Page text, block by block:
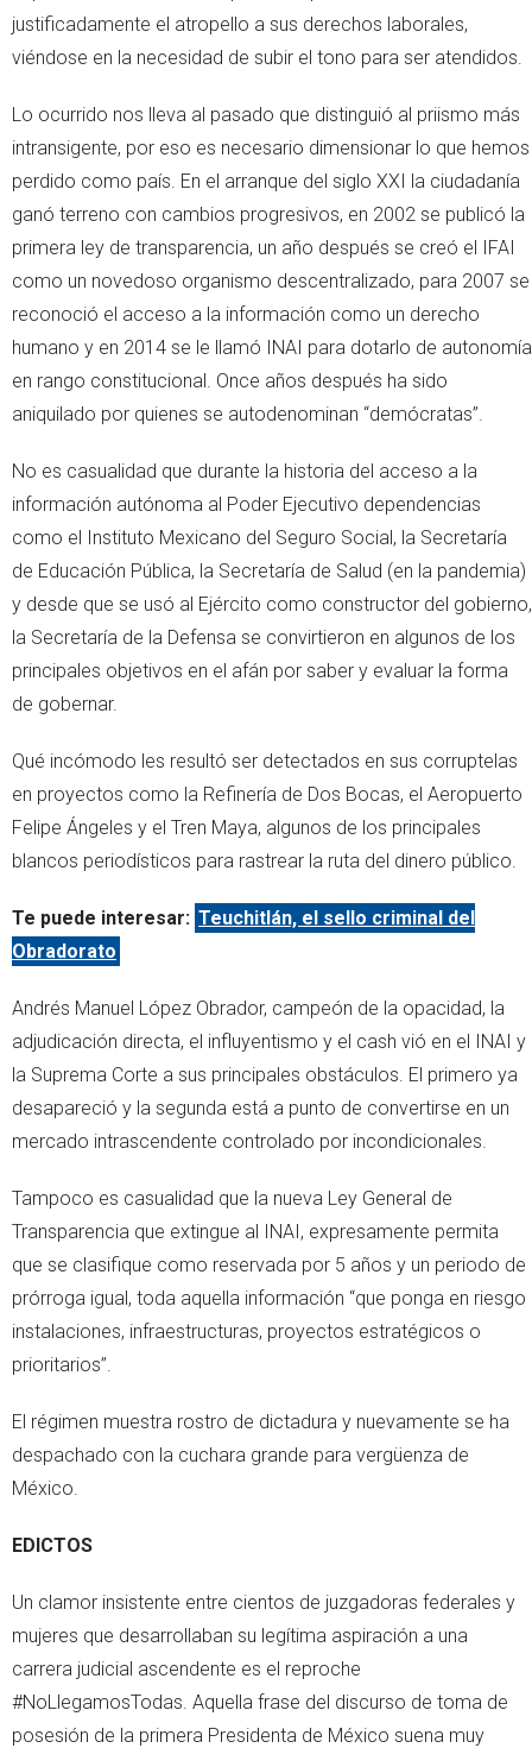
justificadamente el atropello a sus derechos laborales,
viéndose en la necesidad de subir el tono para ser atendidos.
Lo ocurrido nos lleva al pasado que distinguió al priismo más
intransigente, por eso es necesario dimensionar lo que hemos
perdido como país. En el arranque del siglo XXI la ciudadanía
ganó terreno con cambios progresivos, en 2002 se publicó la
primera ley de transparencia, un año después se creó el IFAI
como un novedoso organismo descentralizado, para 2007 se
reconoció el acceso a la información como un derecho
humano y en 2014 se le llamó INAI para dotarlo de autonomía
en rango constitucional. Once años después ha sido
aniquilado por quienes se autodenominan “demócratas”.
No es casualidad que durante la historia del acceso a la
información autónoma al Poder Ejecutivo dependencias
como el Instituto Mexicano del Seguro Social, la Secretaría
de Educación Pública, la Secretaría de Salud (en la pandemia)
y desde que se usó al Ejército como constructor del gobierno,
la Secretaría de la Defensa se convirtieron en algunos de los
principales objetivos en el afán por saber y evaluar la forma
de gobernar.
Qué incómodo les resultó ser detectados en sus corruptelas
en proyectos como la Refinería de Dos Bocas, el Aeropuerto
Felipe Ángeles y el Tren Maya, algunos de los principales
blancos periodísticos para rastrear la ruta del dinero público.
Te puede interesar: Teuchitlán, el sello criminal del
Obradorato
Andrés Manuel López Obrador, campeón de la opacidad, la
adjudicación directa, el influyentismo y el cash vió en el INAI y
la Suprema Corte a sus principales obstáculos. El primero ya
desapareció y la segunda está a punto de convertirse en un
mercado intrascendente controlado por incondicionales.
Tampoco es casualidad que la nueva Ley General de
Transparencia que extingue al INAI, expresamente permita
que se clasifique como reservada por 5 años y un periodo de
prórroga igual, toda aquella información “que ponga en riesgo
instalaciones, infraestructuras, proyectos estratégicos o
prioritarios”.
El régimen muestra rostro de dictadura y nuevamente se ha
despachado con la cuchara grande para vergüenza de
México.
EDICTOS
Un clamor insistente entre cientos de juzgadoras federales y
mujeres que desarrollaban su legítima aspiración a una
carrera judicial ascendente es el reproche
#NoLlegamosTodas. Aquella frase del discurso de toma de
posesión de la primera Presidenta de México suena muy